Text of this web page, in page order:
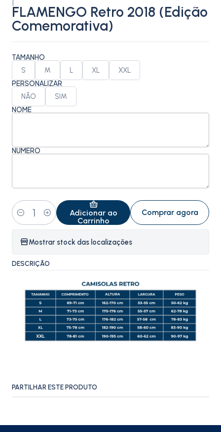
FLAMENGO Retro 2018 (Edição
Comemorativa)
TAMANHO
S M L XL XXL
PERSONALIZAR
NÃO SIM
NOME
NÚMERO
Quantidade
Adicionar ao
Carrinho
Comprar agora
Mostrar stock das localizações
DESCRIÇÃO
PARTILHAR ESTE PRODUTO